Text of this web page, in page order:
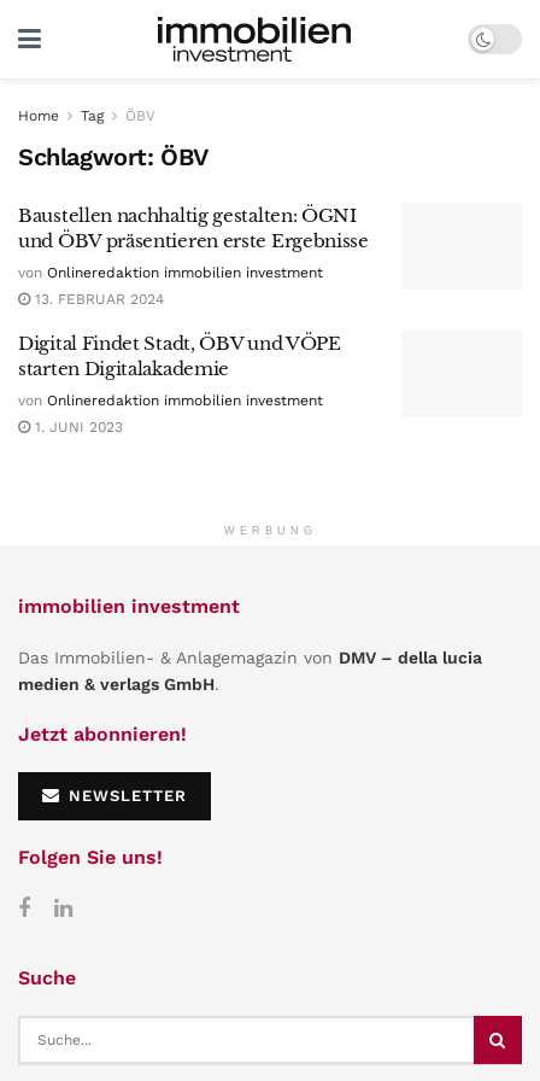
Home Tag ÖBV
Schlagwort: ÖBV
Baustellen nachhaltig gestalten: ÖGNI
und ÖBV präsentieren erste Ergebnisse
von Onlineredaktion immobilien investment
13. FEBRUAR 2024
Digital Findet Stadt, ÖBV und VÖPE
starten Digitalakademie
von Onlineredaktion immobilien investment
1. JUNI 2023
WERBUNG
immobilien investment
Das Immobilien- & Anlagemagazin von DMV – della lucia
medien & verlags GmbH.
Jetzt abonnieren!
NEWSLETTER
Folgen Sie uns!
Suche